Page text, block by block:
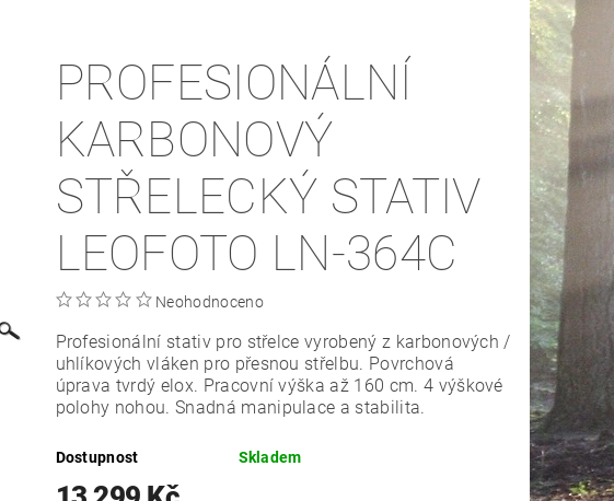
PROFESIONÁLNÍ
KARBONOVÝ
STŘELECKÝ STATIV
LEOFOTO LN-364C
Neohodnoceno
Profesionální stativ pro střelce vyrobený z karbonových /
uhlíkových vláken pro přesnou střelbu. Povrchová
úprava tvrdý elox. Pracovní výška až 160 cm. 4 výškové
polohy nohou. Snadná manipulace a stabilita.
Dostupnost Skladem